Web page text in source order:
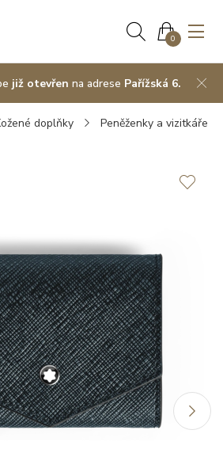
0
již otevřen na adrese Pařížská 6.
doplňky Peněženky a vizitkáře